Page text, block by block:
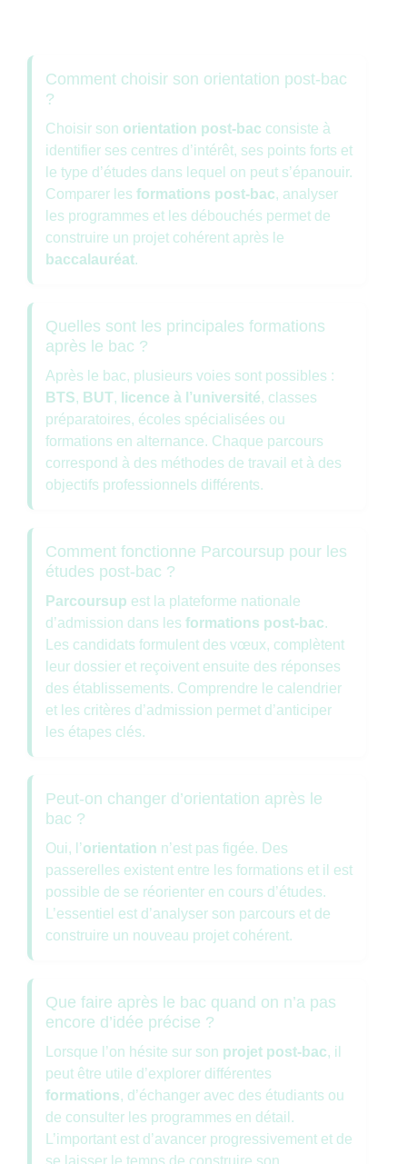
Comment choisir son orientation post-bac
?
Choisir son orientation post-bac consiste à
identifier ses centres d’intérêt, ses points forts et
le type d’études dans lequel on peut s’épanouir.
Comparer les formations post-bac, analyser
les programmes et les débouchés permet de
construire un projet cohérent après le
baccalauréat.
Quelles sont les principales formations
après le bac ?
Après le bac, plusieurs voies sont possibles :
BTS, BUT, licence à l’université, classes
préparatoires, écoles spécialisées ou
formations en alternance. Chaque parcours
correspond à des méthodes de travail et à des
objectifs professionnels différents.
Comment fonctionne Parcoursup pour les
études post-bac ?
Parcoursup est la plateforme nationale
d’admission dans les formations post-bac.
Les candidats formulent des vœux, complètent
leur dossier et reçoivent ensuite des réponses
des établissements. Comprendre le calendrier
et les critères d’admission permet d’anticiper
les étapes clés.
Peut-on changer d’orientation après le
bac ?
Oui, l’orientation n’est pas figée. Des
passerelles existent entre les formations et il est
possible de se réorienter en cours d’études.
L’essentiel est d’analyser son parcours et de
construire un nouveau projet cohérent.
Que faire après le bac quand on n’a pas
encore d’idée précise ?
Lorsque l’on hésite sur son projet post-bac, il
peut être utile d’explorer différentes
formations, d’échanger avec des étudiants ou
de consulter les programmes en détail.
L’important est d’avancer progressivement et de
se laisser le temps de construire son